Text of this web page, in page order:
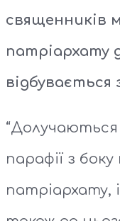
священників
патріархату
відбувається
парафії з
патріархату,